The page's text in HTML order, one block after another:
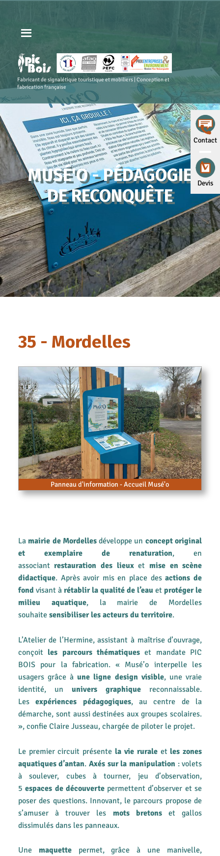
Contact
Devis
Fabricant de signalétique touristique et mobiliers | Conception et
fabrication française
MUSÉ'O - PÉDAGOGIE
DE RECONQUÊTE
35 - Mordelles
Panneau d'information - Accueil Musé'o
La mairie de Mordellesdéveloppe un concept original
et exemplaire de renaturation, en
associantrestauration des lieuxet mise en scène
didactique. Après avoir mis en place desactions de
fond visant à rétablir la qualité de l’eau et protéger le
milieu aquatique, la mairie de Mordelles
souhaite sensibiliser les acteurs du territoire.
L’Atelier de l’Hermine, assistant à maîtrise d’ouvrage,
conçoit les parcours thématiques et mandate PIC
BOIS pour la fabrication. « Musé’o interpelle les
usagers grâce àune ligne design visible, une vraie
identité, un univers graphique reconnaissable.
Lesexpériences pédagogiques, au centre de la
démarche, sont aussi destinées aux groupes scolaires.
», confie Claire Jusseau, chargée de piloter le projet.
Le premier circuit présente la vie ruraleetles zones
aquatiques d’antan.Axés sur la manipulation : volets
à soulever, cubes à tourner, jeu d’observation,
5espaces de découvertepermettent d’observer et se
poser des questions. Innovant, le parcours propose de
s’amuser à trouver les mots bretonset gallos
dissimulés dans les panneaux.
Une maquettepermet, grâce à une manivelle,